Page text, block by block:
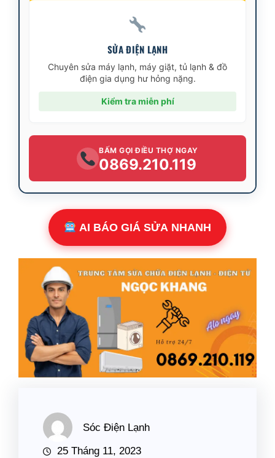
SỬA ĐIỆN LẠNH
Chuyên sửa máy lạnh, máy giặt, tủ lạnh & đồ
điện gia dụng hư hỏng nặng.
Kiểm tra miễn phí
BẤM GỌI ĐIỀU THỢ NGAY
0869.210.119
AI BÁO GIÁ SỬA NHANH
Sóc Điện Lạnh
25 Tháng 11, 2023